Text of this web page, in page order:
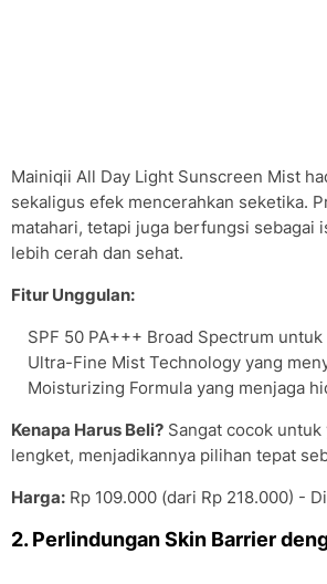
Mainiqii All Day Light Sunscreen Mist
sekaligus efek mencerahkan seketika.
matahari, tetapi juga berfungsi sebagai
lebih cerah dan sehat.
Fitur Unggulan:
SPF 50 PA+++ Broad Spectrum
Ultra-Fine Mist Technology yang
Moisturizing Formula yang menjaga
Kenapa Harus Beli? Sangat cocok
lengket, menjadikannya pilihan tepat
Harga: Rp 109.000 (dari Rp 218.000) -
2. Perlindungan Skin Barrier